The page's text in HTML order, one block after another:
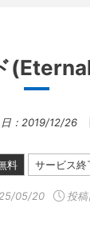
日：2019/12/26
料 サービス終
05/20 投